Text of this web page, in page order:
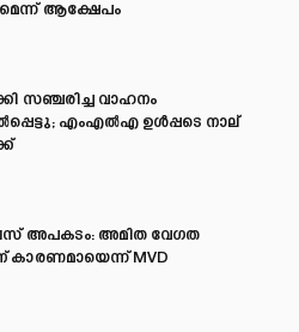
ആക്ഷേപം
സഞ്ചരിച്ച വാഹനം
എംഎല്‍എ ഉള്‍പ്പടെ നാല്
ബസ് അപകടം: അമിത വേഗത
MVD